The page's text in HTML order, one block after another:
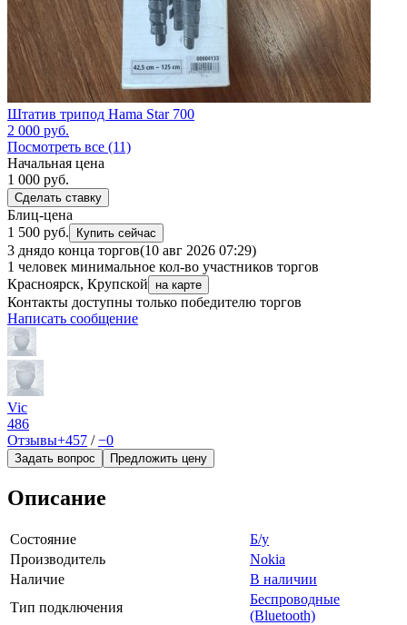
Штатив трипод Hama Star 700
2 000 руб.
Посмотреть все (11)
Начальная цена
1 000 руб.
Сделать ставку
Блиц-цена
1 500 руб.
Купить сейчас
3 днядо конца торгов(10 авг 2026 07:29)
1 человек минимальное кол-во участников торгов
Красноярск, Крупской
на карте
Контакты доступны только победителю торгов
Написать сообщение
Vic
486
Отзывы+457 /−0
Задать вопрос Предложить цену
Описание
Состояние
Б/у
Производитель
Nokia
Наличие
В наличии
Тип подключения
Беспроводные
(Bluetooth)